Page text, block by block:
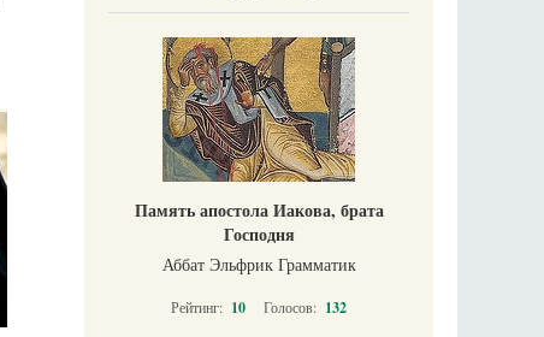
Память апостола Иакова, брата
Господня
Аббат Эльфрик Грамматик
Рейтинг: 10 Голосов: 132